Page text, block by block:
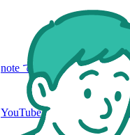
note でチームみらい記事
YouTubeでチームみらい